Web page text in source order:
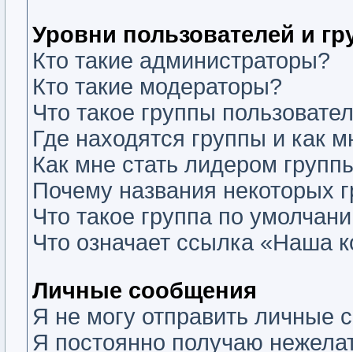
Уровни пользователей и
Кто такие администраторы?
Кто такие модераторы?
Что такое группы
Где находятся группы и как
Как мне стать лидером
Почему названия некоторых
Что такое группа по
Что означает ссылка «Наша
Личные сообщения
Я не могу отправить личные
Я постоянно получаю